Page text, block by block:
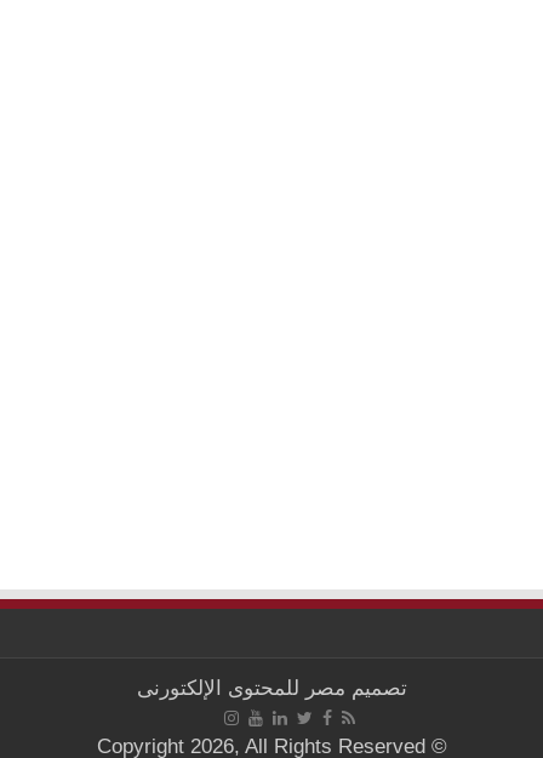
تصميم مصر للمحتوى الإلكتورنى
© Copyright 2026, All Rights Reserved